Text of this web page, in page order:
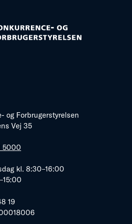
og Forbrugerstyrelsen
Vej 35
5000
kl. 8:30–16:00
19